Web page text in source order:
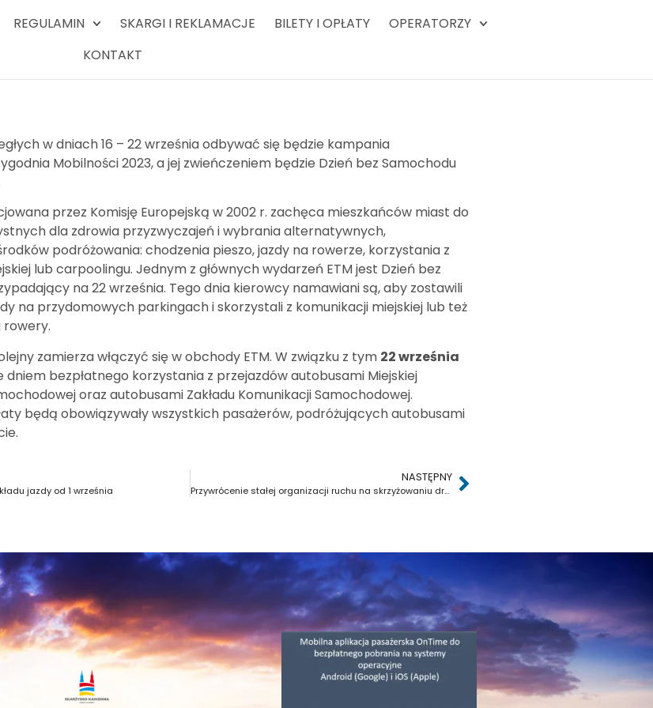
REGULAMIN SKARGI I REKLAMACJE BILETY I OPŁATY
OPERATORZY
KONTAKT
w dniach 16 – 22 września odbywać się będzie kampania
Mobilności 2023, a jej zwieńczeniem będzie Dzień bez Samochodu
przez Komisję Europejską w 2002 r. zachęca mieszkańców miast do
dla zdrowia przyzwyczajeń i wybrania alternatywnych,
podróżowania: chodzenia pieszo, jazdy na rowerze, korzystania z
lub carpoolingu. Jednym z głównych wydarzeń ETM jest Dzień bez
na 22 września. Tego dnia kierowcy namawiani są, aby zostawili
na przydomowych parkingach i skorzystali z komunikacji miejskiej lub też
rowery.
zamierza włączyć się w obchody ETM. W związku z tym 22 września
dniem bezpłatnego korzystania z przejazdów autobusami Miejskiej
oraz autobusami Zakładu Komunikacji Samochodowej.
będą obowiązywały wszystkich pasażerów, podróżujących autobusami
jazdy od 1 września
NASTĘPNY
Przywrócenie stałej organizacji ruchu na skrzyżowaniu dróg ul. Towarowej z ul. 1 Maja